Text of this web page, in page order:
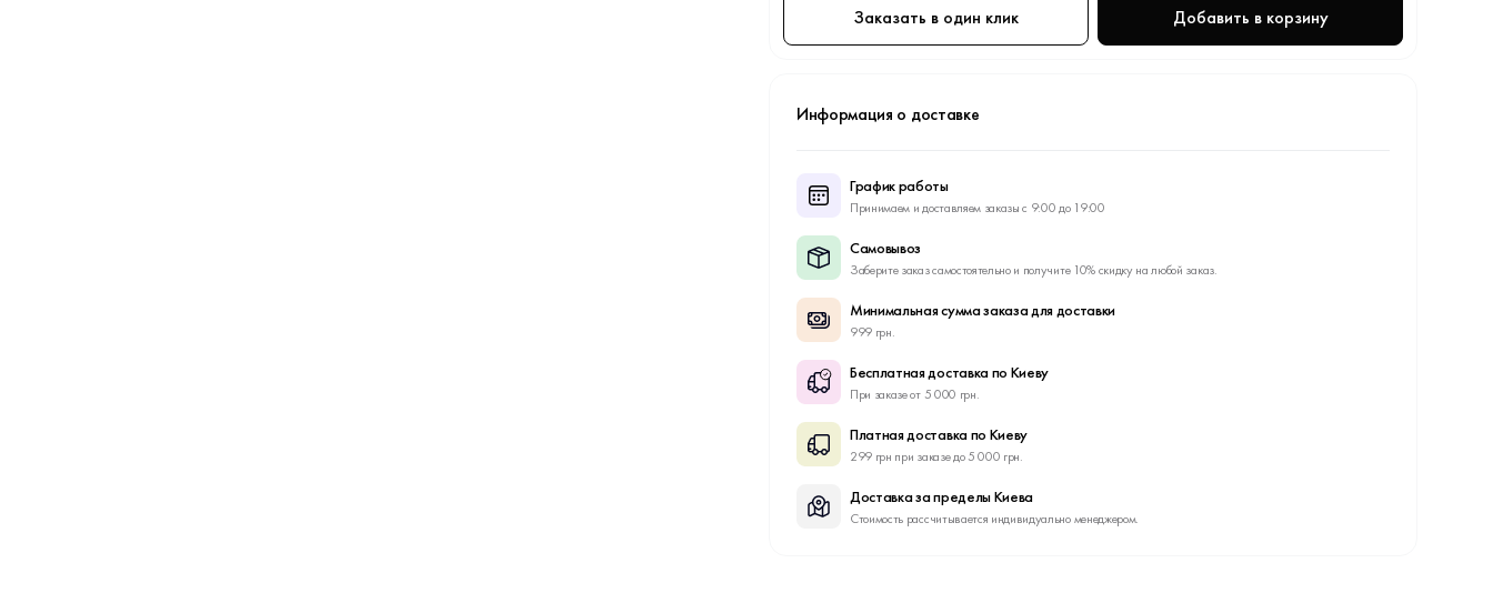
Заказать в один клик Добавить в корзину
Информация о доставке
График работы
Принимаем и доставляем заказы с 9:00 до 19:00
Самовывоз
Заберите заказ самостоятельно и получите 10% скидку на любой заказ.
Минимальная сумма заказа для доставки
999 грн.
Бесплатная доставка по Киеву
При заказе от 5 000 грн.
Платная доставка по Киеву
299 грн при заказе до 5 000 грн.
Доставка за пределы Киева
Стоимость рассчитывается индивидуально менеджером.